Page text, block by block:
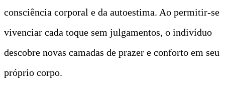
consciência corporal e da autoestima. Ao permitir-se
vivenciar cada toque sem julgamentos, o indivíduo
descobre novas camadas de prazer e conforto em seu
próprio corpo.